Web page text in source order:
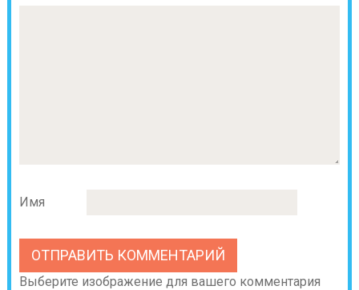
Имя
Выберите изображение для вашего комментария